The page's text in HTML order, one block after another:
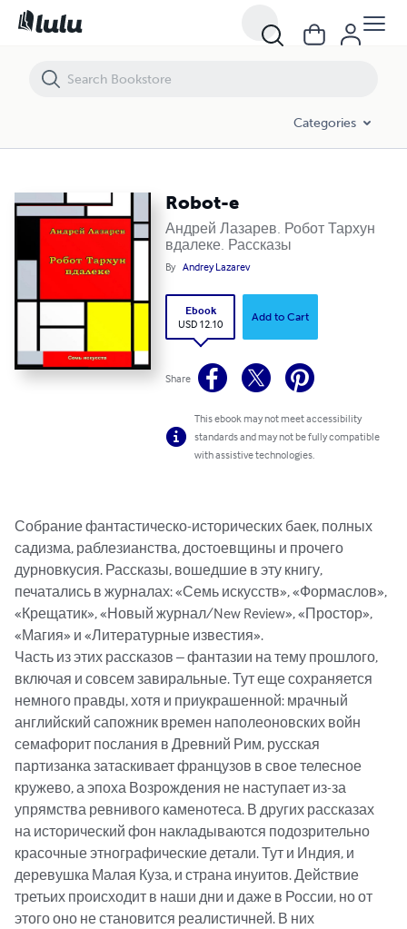
Categories
Robot-e
Андрей Лазарев. Робот Тархун
вдалеке. Рассказы
By Andrey Lazarev
Ebook
USD 12.10
Add to Cart
Share
This ebook may not meet accessibility
standards and may not be fully compatible
with assistive technologies.
Собрание фантастическо-исторических баек, полных
садизма, раблезианства, достоевщины и прочего
дурновкусия. Рассказы, вошедшие в эту книгу,
печатались в журналах: «Семь искусств», «Формаслов»,
«Крещатик», «Новый журнал/New Review», «Простор»,
«Магия» и «Литературные известия».
Часть из этих рассказов – фантазии на тему прошлого,
включая и совсем завиральные. Тут еще сохраняется
немного правды, хотя и приукрашенной: мрачный
английский сапожник времен наполеоновских войн
семафорит послания в Древний Рим, русская
партизанка затаскивает французов в свое телесное
кружево, а эпоха Возрождения не наступает из-за
упрямства ревнивого каменотеса. В других рассказах
на исторический фон накладываются подозрительно
красочные этнографические детали. Тут и Индия, и
деревушка Малая Куза, и страна инуитов. Действие
третьих происходит в наши дни и даже в России, но от
этого оно не становится реалистичней. В них
Robot-e